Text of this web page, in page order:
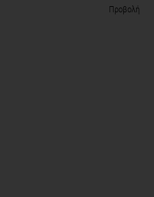
Προβολή